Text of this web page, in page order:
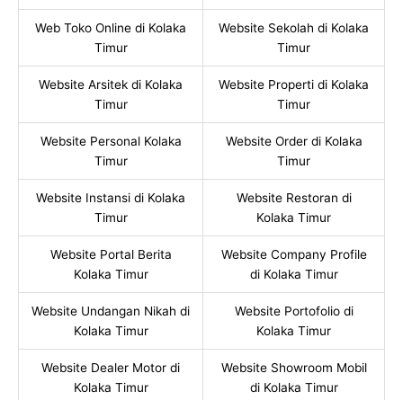
Web Toko Online di Kolaka
Timur
Website Sekolah di Kolaka
Timur
Website Arsitek di Kolaka
Timur
Website Properti di Kolaka
Timur
Website Personal Kolaka
Timur
Website Order di Kolaka
Timur
Website Instansi di Kolaka
Timur
Website Restoran di
Kolaka Timur
Website Portal Berita
Kolaka Timur
Website Company Profile
di Kolaka Timur
Website Undangan Nikah di
Kolaka Timur
Website Portofolio di
Kolaka Timur
Website Dealer Motor di
Kolaka Timur
Website Showroom Mobil
di Kolaka Timur